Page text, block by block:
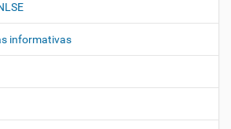
informativas